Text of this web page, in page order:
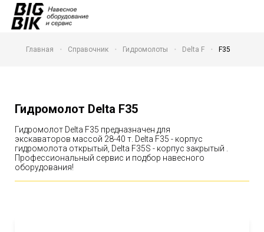
Главная Справочник Гидромолоты Delta F F35
Гидромолот Delta F35
Гидромолот Delta F35 предназначен для
экскаваторов массой 28-40 т. Delta F35 - корпус
гидромолота открытый, Delta F35S - корпус закрытый .
Профессиональный сервис и подбор навесного
оборудования!